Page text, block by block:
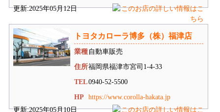
更新:2025年05月12日
トヨタカローラ博多（株）福津店
業種 自動車販売
住所福岡県福津市宮司1-4-33
TEL0940-52-5500
HP
https://www.corolla-hakata.jp
更新:2025年05月10日